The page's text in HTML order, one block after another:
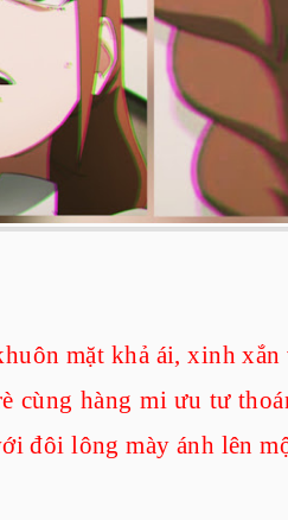
mặt khả ái, xinh
cùng hàng mi ưu tư
đôi lông mày ánh lên